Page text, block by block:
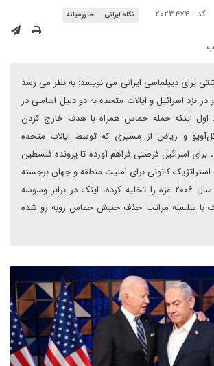
کد : ۲۰۲۳۴۷۴ نگاه ایرانی خاورمیانه
برای دیپلماسی ایرانی می نویسد: به نظر می رسد
قبل از ۷ اکتبر در نزد اسرائیل و ایالات متحده به دو دلیل اساسی در
اینکه حمله حماس همراه با هدف خارج کردن
و ریاض از مسیری که توسط ایالات متحده
برای اسرائیل فرصتی فراهم آورده تا پرونده فلسطین
استراتژیک کانونی برای امنیت منطقه و جهان برجسته
کند. اسرائیل که در سال ۲۰۰۶ غزه را تخلیه کرده، اینک در برابر وسوسه
با سلسله مراتب حذف جنبش حماس روبه رو شده